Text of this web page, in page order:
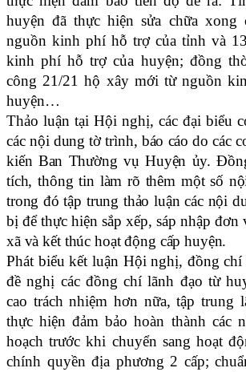
huyện đã thực hiện sửa chữa
nguồn kinh phí hỗ trợ của tỉnh và
kinh phí hỗ trợ của huyện; đồng
công 21/21 hộ xây mới từ nguồn
huyện…
Thảo luận tại Hội nghị, các đại biểu
các nội dung tờ trình, báo cáo do các
kiến Ban Thường vụ Huyện ủy.
tích, thông tin làm rõ thêm một số
trong đó tập trung thảo luận các nội
bị để thực hiện sắp xếp, sáp nhập đơn
xã và kết thúc hoạt động cấp huyện.
Phát biểu kết luận Hội nghị, đồng
đề nghị các đồng chí lãnh đạo từ
cao trách nhiệm hơn nữa, tập trung
thực hiện đảm bảo hoàn thành các
hoạch trước khi chuyển sang hoạt
chính quyền địa phương 2 cấp;